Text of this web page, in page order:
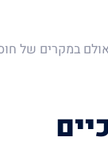
הם באורך של 10-15 מ"מ,